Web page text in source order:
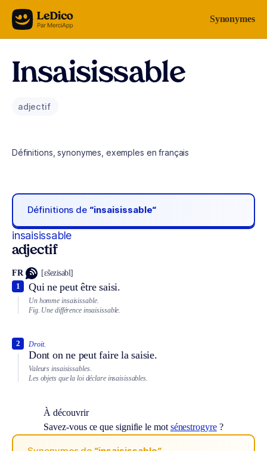
Aller au contenu Synonymes
Insaisissable
adjectif
Définitions, synonymes, exemples en français
Définitions de “insaisissable“
insaisissable
adjectif
FR [ɛ̃sezisabl]
Qui ne peut être saisi.
1
Un homme insaisissable.
Fig. Une différence insaisissable.
Droit.
Dont on ne peut faire la saisie.
2
Valeurs insaisissables.
Les objets que la loi déclare insaisissables.
À découvrir
Savez-vous ce que signifie le mot sénestrogyre?